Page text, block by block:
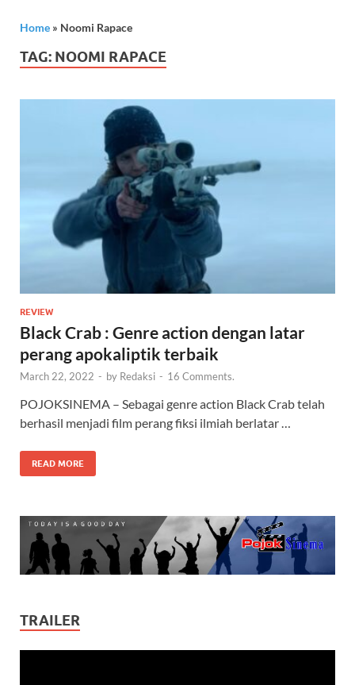
Home » Noomi Rapace
TAG: NOOMI RAPACE
REVIEW
Black Crab : Genre action dengan latar
perang apokaliptik terbaik
March 22, 2022 - by Redaksi - 16 Comments.
POJOKSINEMA – Sebagai genre action Black Crab telah
berhasil menjadi film perang fiksi ilmiah berlatar …
READ MORE
TRAILER